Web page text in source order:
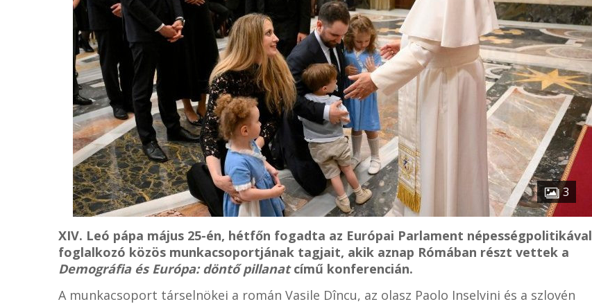
3
XIV. Leó pápa május 25-én, hétfőn fogadta az Európai Parlament népességpolitikával
foglalkozó közös munkacsoportjának tagjait, akik aznap Rómában részt vettek a
Demográfia és Európa: döntő pillanatcímű konferencián.
A munkacsoport társelnökei a román Vasile Dîncu, az olasz Paolo Inselvini és a szlovén